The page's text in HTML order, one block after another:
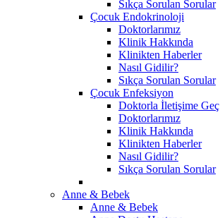
Sıkça Sorulan Sorular
Çocuk Endokrinoloji
Doktorlarımız
Klinik Hakkında
Klinikten Haberler
Nasıl Gidilir?
Sıkça Sorulan Sorular
Çocuk Enfeksiyon
Doktorla İletişime Geç
Doktorlarımız
Klinik Hakkında
Klinikten Haberler
Nasıl Gidilir?
Sıkça Sorulan Sorular
Anne & Bebek
Anne & Bebek